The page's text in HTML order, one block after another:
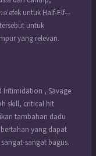
efek untuk Half-Elf—
untuk
yang relevan.
Intimidation , Savage
skill, critical hit
tambahan dadu
yang dapat
sangat bagus.